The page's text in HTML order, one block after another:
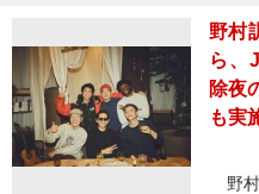
野村
ら、
除夜
も実
野村